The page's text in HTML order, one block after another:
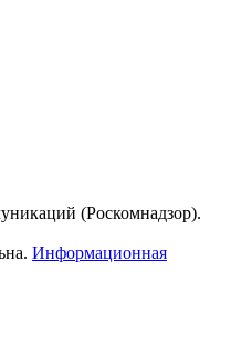
(Роскомнадзор).
Информационная